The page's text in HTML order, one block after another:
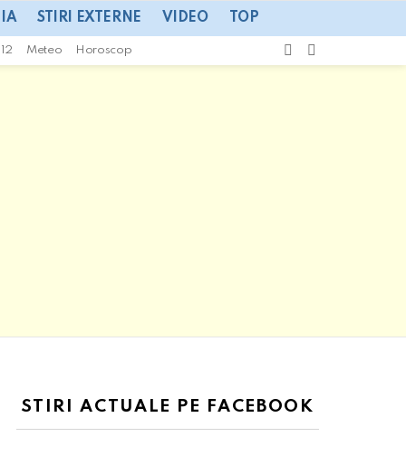
STIRI EXTERNE VIDEO TOP
Meteo Horoscop
SWITCH
SKIN
STIRI ACTUALE PE FACEBOOK